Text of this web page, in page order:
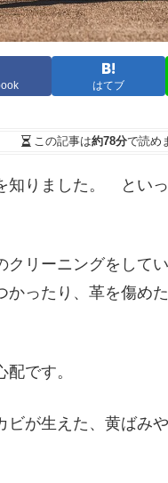
はてブ
この記事は約78分で読め
知りました。 とい
リーニングをして
ったり、革を傷め
です。
ビが生えた、黄ばみ